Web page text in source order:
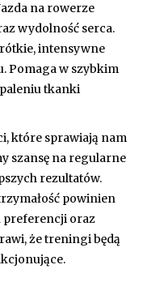
na rowerze
wydolność serca.
intensywne
Pomaga w szybkim
tkanki
które sprawiają nam
szansę na regularne
rezultatów.
powinien
preferencji oraz
że treningi będą